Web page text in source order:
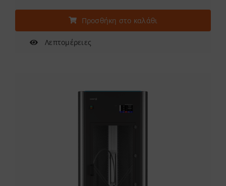
Προσθήκη στο καλάθι
Λεπτομέρειες